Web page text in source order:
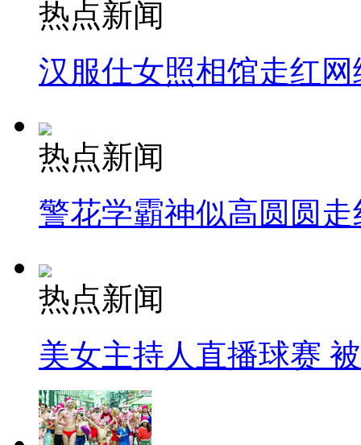
热点新闻
汉服仕女照相馆走红网
热点新闻
警花学霸神似高圆圆走
热点新闻
美女主持人直播球赛